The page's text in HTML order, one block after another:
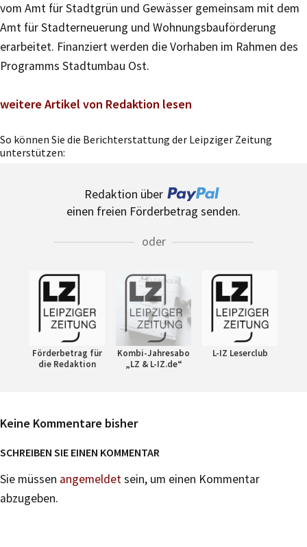
vom Amt für Stadtgrün und Gewässer gemeinsam mit dem
Amt für Stadterneuerung und Wohnungsbauförderung
erarbeitet. Finanziert werden die Vorhaben im Rahmen des
Programms Stadtumbau Ost.
weitere Artikel von Redaktion lesen
So können Sie die Berichterstattung der Leipziger Zeitung
unterstützen:
Redaktion über
einen freien Förderbetrag senden.
oder
Förderbetrag für
die Redaktion
Kombi-Jahresabo
„LZ & L-IZ.de“
L-IZ Leserclub
Keine Kommentare bisher
SCHREIBEN SIE EINEN KOMMENTAR
Sie müssen angemeldetsein, um einen Kommentar
abzugeben.